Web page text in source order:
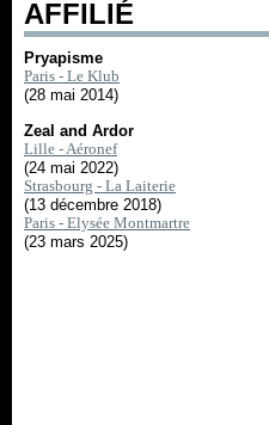
AFFILIÉ
Pryapisme
Paris - Le Klub
(28 mai 2014)
Zeal and Ardor
Lille - Aéronef
(24 mai 2022)
Strasbourg - La Laiterie
(13 décembre 2018)
Paris - Elysée Montmartre
(23 mars 2025)